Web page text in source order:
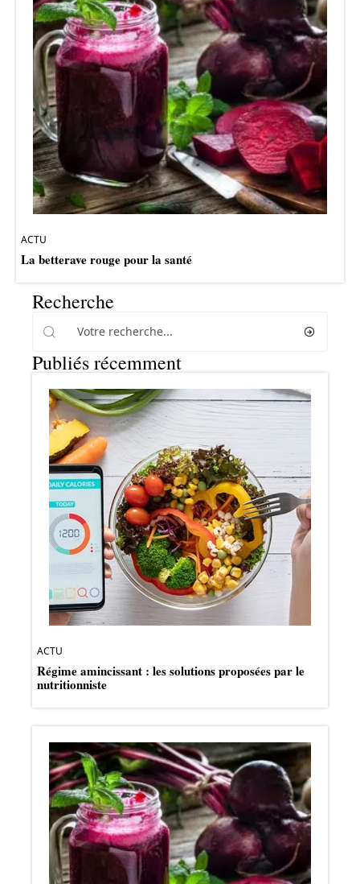
ACTU
La betterave rouge pour la santé
Recherche
Publiés récemment
ACTU
Régime amincissant : les solutions proposées par le
nutritionniste